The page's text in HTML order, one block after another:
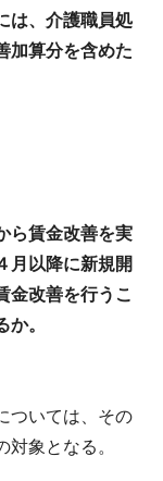
は、介護職員処
加算分を含めた
ら賃金改善を実
月以降に新規開
金改善を行うこ
。
ついては、その
象となる。